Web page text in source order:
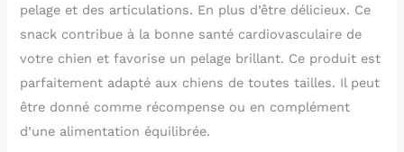
pelage et des articulations. En plus d’être délicieux. Ce
snack contribue à la bonne santé cardiovasculaire de
votre chien et favorise un pelage brillant. Ce produit est
parfaitement adapté aux chiens de toutes tailles. Il peut
être donné comme récompense ou en complément
d’une alimentation équilibrée.